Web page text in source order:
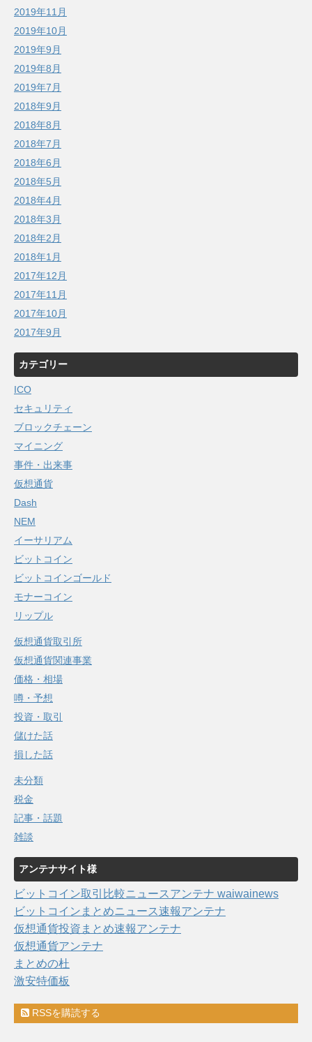
2019年11月
2019年10月
2019年9月
2019年8月
2019年7月
2018年9月
2018年8月
2018年7月
2018年6月
2018年5月
2018年4月
2018年3月
2018年2月
2018年1月
2017年12月
2017年11月
2017年10月
2017年9月
カテゴリー
ICO
セキュリティ
ブロックチェーン
マイニング
事件・出来事
仮想通貨
Dash
NEM
イーサリアム
ビットコイン
ビットコインゴールド
モナーコイン
リップル
仮想通貨取引所
仮想通貨関連事業
価格・相場
噂・予想
投資・取引
儲けた話
損した話
未分類
税金
記事・話題
雑談
アンテナサイト様
ビットコイン取引比較ニュースアンテナ waiwainews
ビットコインまとめニュース速報アンテナ
仮想通貨投資まとめ速報アンテナ
仮想通貨アンテナ
まとめの杜
激安特価板
RSSを購読する